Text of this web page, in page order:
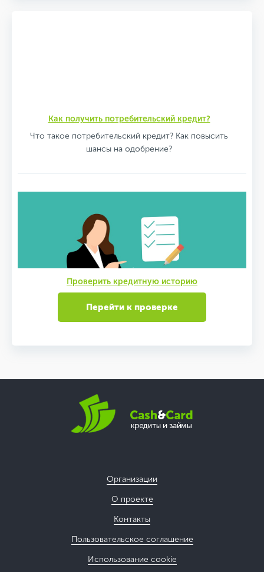
Как получить потребительский кредит?
Что такое потребительский кредит? Как повысить
шансы на одобрение?
Проверить кредитную историю
Перейти к проверке
Организации
О проекте
Контакты
Пользовательское соглашение
Использование cookie